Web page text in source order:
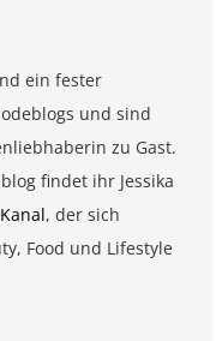
ein fester
und sind
zu Gast.
findet ihr Jessika
, der sich
Food und Lifestyle